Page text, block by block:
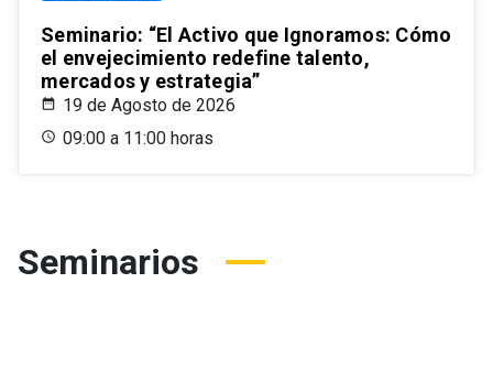
Seminario: “El Activo que Ignoramos: Cómo
el envejecimiento redefine talento,
mercados y estrategia”
19 de Agosto de 2026
09:00 a 11:00 horas
Seminarios